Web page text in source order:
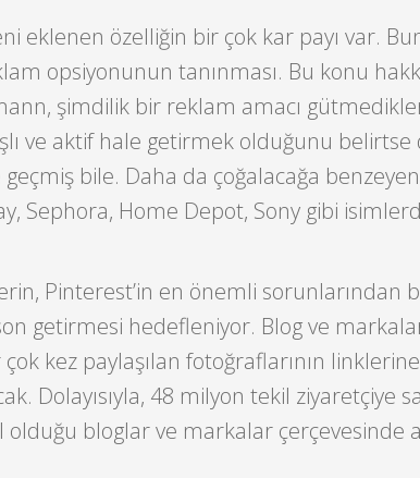
eklenen özelliğin bir çok kar payı var.
opsiyonunun tanınması. Bu konu
şimdilik bir reklam amacı
ve aktif hale getirmek olduğunu belirtse
bile. Daha da çoğalacağa benzeyen
Sephora, Home Depot, Sony gibi
Pinterest’in en önemli sorunlarından
getirmesi hedefleniyor. Blog ve
kez paylaşılan fotoğraflarının
Dolayısıyla, 48 milyon tekil ziyaretçiye
olduğu bloglar ve markalar çerçevesinde